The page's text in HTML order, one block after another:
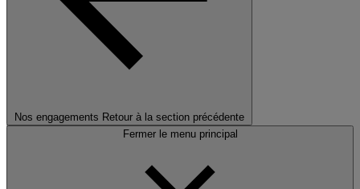
Nos engagements Retour à la section précédente
Fermer le menu principal